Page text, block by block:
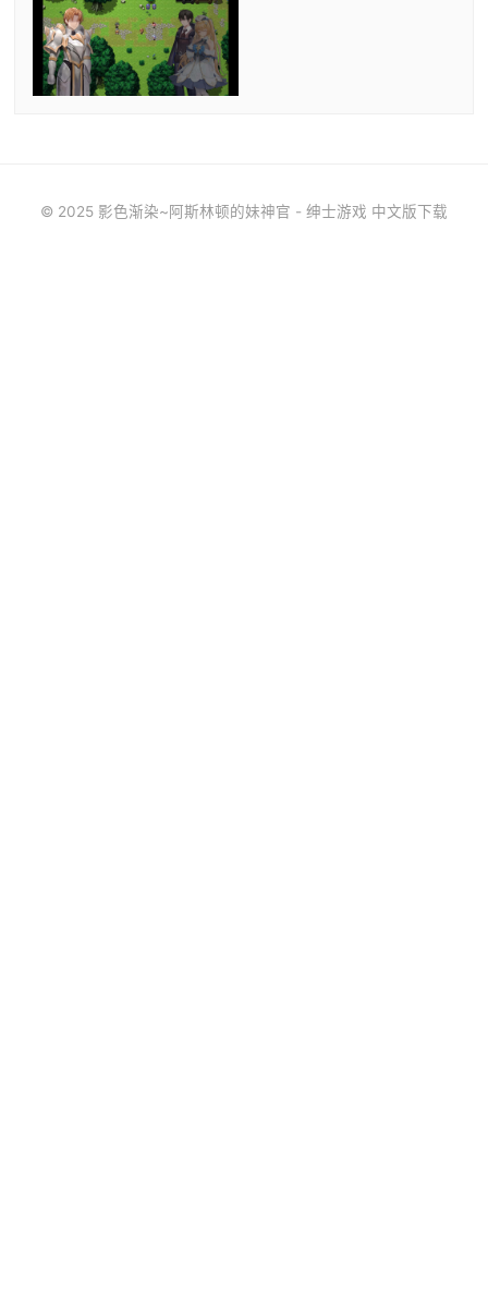
© 2025 影色渐染~阿斯林顿的妹神官 - 绅士游戏 中文版下载